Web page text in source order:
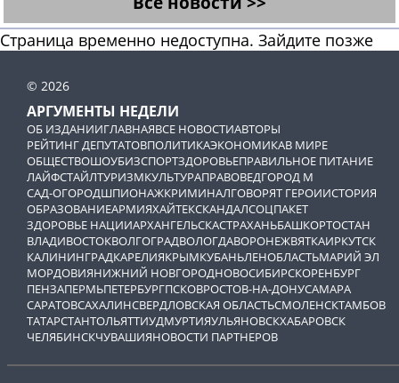
Страница временно недоступна. Зайдите позже
© 2026
АРГУМЕНТЫ НЕДЕЛИ
ОБ ИЗДАНИИГЛАВНАЯВСЕ НОВОСТИАВТОРЫ
РЕЙТИНГ ДЕПУТАТОВПОЛИТИКАЭКОНОМИКАВ МИРЕ
ОБЩЕСТВОШОУБИЗСПОРТЗДОРОВЬЕПРАВИЛЬНОЕ ПИТАНИЕ
ЛАЙФСТАЙЛТУРИЗМКУЛЬТУРАПРАВОВЕДГОРОД М
САД-ОГОРОДШПИОНАЖКРИМИНАЛГОВОРЯТ ГЕРОИИСТОРИЯ
ОБРАЗОВАНИЕАРМИЯХАЙТЕКСКАНДАЛСОЦПАКЕТ
ЗДОРОВЬЕ НАЦИИАРХАНГЕЛЬСКАСТРАХАНЬБАШКОРТОСТАН
ВЛАДИВОСТОКВОЛГОГРАДВОЛОГДАВОРОНЕЖВЯТКАИРКУТСК
КАЛИНИНГРАДКАРЕЛИЯКРЫМКУБАНЬЛЕНОБЛАСТЬМАРИЙ ЭЛ
МОРДОВИЯНИЖНИЙ НОВГОРОДНОВОСИБИРСКОРЕНБУРГ
ПЕНЗАПЕРМЬПЕТЕРБУРГПСКОВРОСТОВ-НА-ДОНУСАМАРА
САРАТОВСАХАЛИНСВЕРДЛОВСКАЯ ОБЛАСТЬСМОЛЕНСКТАМБОВ
ТАТАРСТАНТОЛЬЯТТИУДМУРТИЯУЛЬЯНОВСКХАБАРОВСК
ЧЕЛЯБИНСКЧУВАШИЯНОВОСТИ ПАРТНЕРОВ